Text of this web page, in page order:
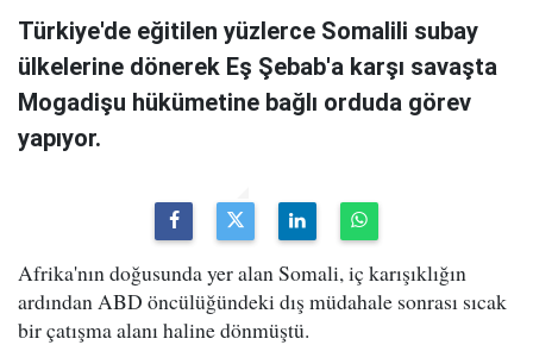
Türkiye'de eğitilen yüzlerce Somalili subay
ülkelerine dönerek Eş Şebab'a karşı savaşta
Mogadişu hükümetine bağlı orduda görev
yapıyor.
Afrika'nın doğusunda yer alan Somali, iç karışıklığın
ardından ABD öncülüğündeki dış müdahale sonrası sıcak
bir çatışma alanı haline dönmüştü.